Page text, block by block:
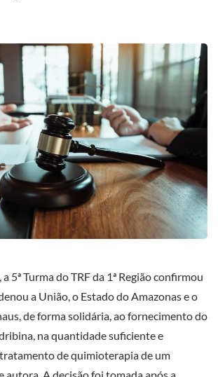
5ª Turma do TRF da 1ª Região confirmou
a União, o Estado do Amazonas e o
de forma solidária, ao fornecimento do
na quantidade suficiente e
de quimioterapia de um